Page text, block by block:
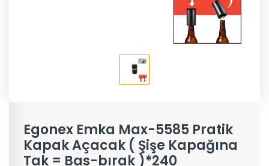
Egonex Emka Max-5585 Pratik
Kapak Açacak ( Şişe Kapağına
Tak = Bas-bırak )*240